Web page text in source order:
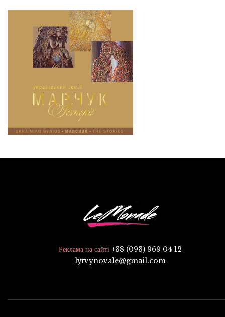
Реклама на сайті +38 (093) 969 04 12
lytvynovale@gmail.com